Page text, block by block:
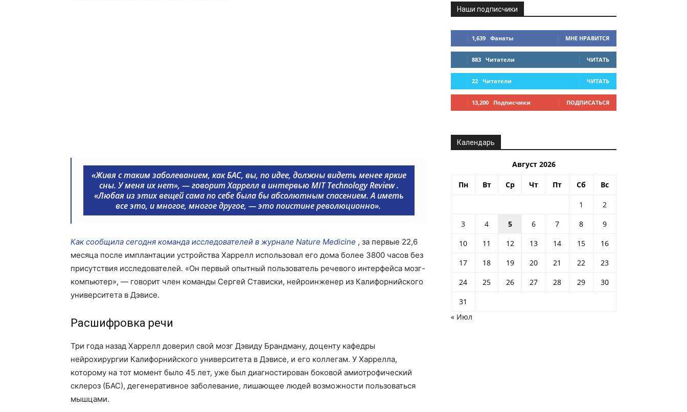
«Живя с таким заболеванием, как БАС, вы, по идее, должны видеть менее яркие
сны. У меня их нет», — говорит Харрелл в интервьюMIT Technology Review.
«Любая из этих вещей сама по себе была бы абсолютным спасением. А иметь
все это, и многое, многое другое, — это поистине революционно».
Как сообщила сегодня команда исследователей в журнале Nature Medicine , за первые 22,6
месяца после имплантации устройства Харрелл использовал его дома более 3800 часов без
присутствия исследователей. «Он первый опытный пользователь речевого интерфейса мозг-
компьютер», — говорит член команды Сергей Стависки, нейроинженер из Калифорнийского
университета в Дэвисе.
Расшифровка речи
Три года назад Харрелл доверил свой мозг Дэвиду Брандману, доценту кафедры
нейрохирургии Калифорнийского университета в Дэвисе, и его коллегам. У Харрелла,
которому на тот момент было 45 лет, уже был диагностирован боковой амиотрофический
склероз (БАС), дегенеративное заболевание, лишающее людей возможности пользоваться
мышцами.
Наши подписчики
1,639 Фанаты МНЕ НРАВИТСЯ
883 Читатели ЧИТАТЬ
22 Читатели ЧИТАТЬ
13,200 Подписчики ПОДПИСАТЬСЯ
Календарь
Август 2026
Пн Вт Ср Чт Пт Сб Вс
1
2
3
4 5 6 7 8
9
10
11 12 13 14 15
16
17
18 19 20 21 22
23
24
25 26 27 28 29
30
31
« Июл